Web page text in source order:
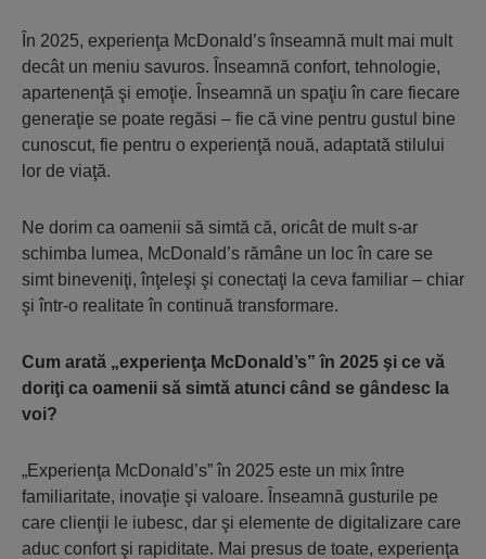
În 2025, experienţa McDonald’s înseamnă mult mai mult
decât un meniu savuros. Înseamnă confort, tehnologie,
apartenenţă şi emoţie. Înseamnă un spaţiu în care fiecare
generaţie se poate regăsi – fie că vine pentru gustul bine
cunoscut, fie pentru o experienţă nouă, adaptată stilului
lor de viaţă.
Ne dorim ca oamenii să simtă că, oricât de mult s-ar
schimba lumea, McDonald’s rămâne un loc în care se
simt bineveniţi, înţeleşi şi conectaţi la ceva familiar – chiar
şi într-o realitate în continuă transformare.
Cum arată „experienţa McDonald’s” în 2025 şi ce vă
doriţi ca oamenii să simtă atunci când se gândesc la
voi?
„Experienţa McDonald’s” în 2025 este un mix între
familiaritate, inovaţie şi valoare. Înseamnă gusturile pe
care clienţii le iubesc, dar şi elemente de digitalizare care
aduc confort şi rapiditate. Mai presus de toate, experienţa